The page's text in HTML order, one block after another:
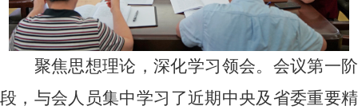
聚焦思想理论，深化学习领会。会议第一阶
段，与会人员集中学习了近期中央及省委重要精